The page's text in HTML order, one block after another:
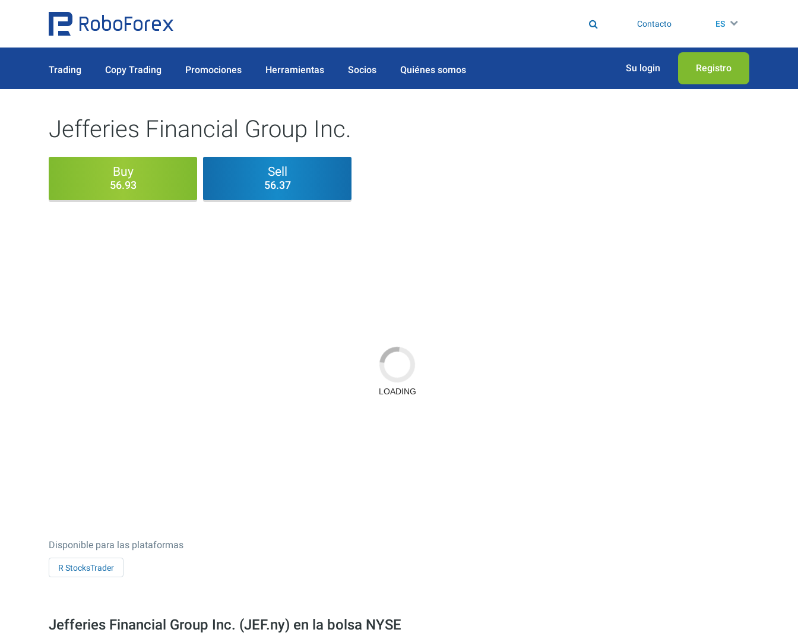
Contacto ES
Trading Copy Trading Promociones Herramientas Socios Quiénes somos Su login Registro
Jefferies Financial Group Inc.
Buy
56.93
Sell
56.37
Disponible para las plataformas
R StocksTrader
Jefferies Financial Group Inc. (JEF.ny) en la bolsa NYSE